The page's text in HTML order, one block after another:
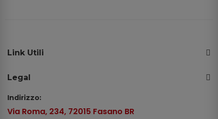
Link Utili
Legal
Indirizzo:
Via Roma, 234, 72015 Fasano BR